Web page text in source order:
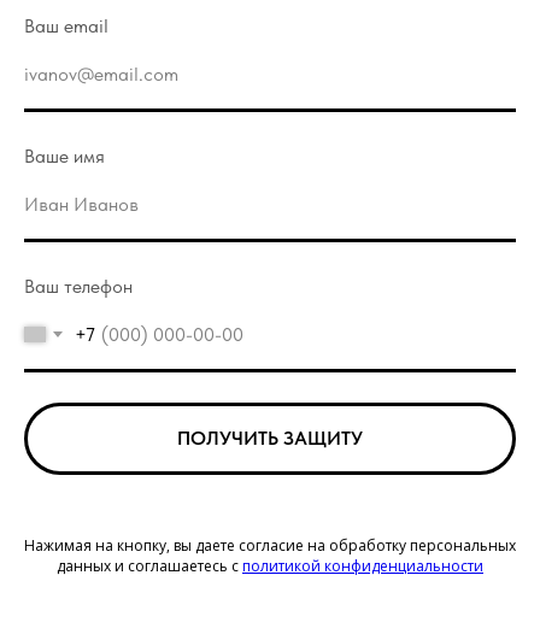
Ваш email
Ваше имя
Ваш телефон
+7
ПОЛУЧИТЬ ЗАЩИТУ
Нажимая на кнопку, вы даете согласие на обработку персональных
данных и соглашаетесь cполитикой конфиденциаль ности